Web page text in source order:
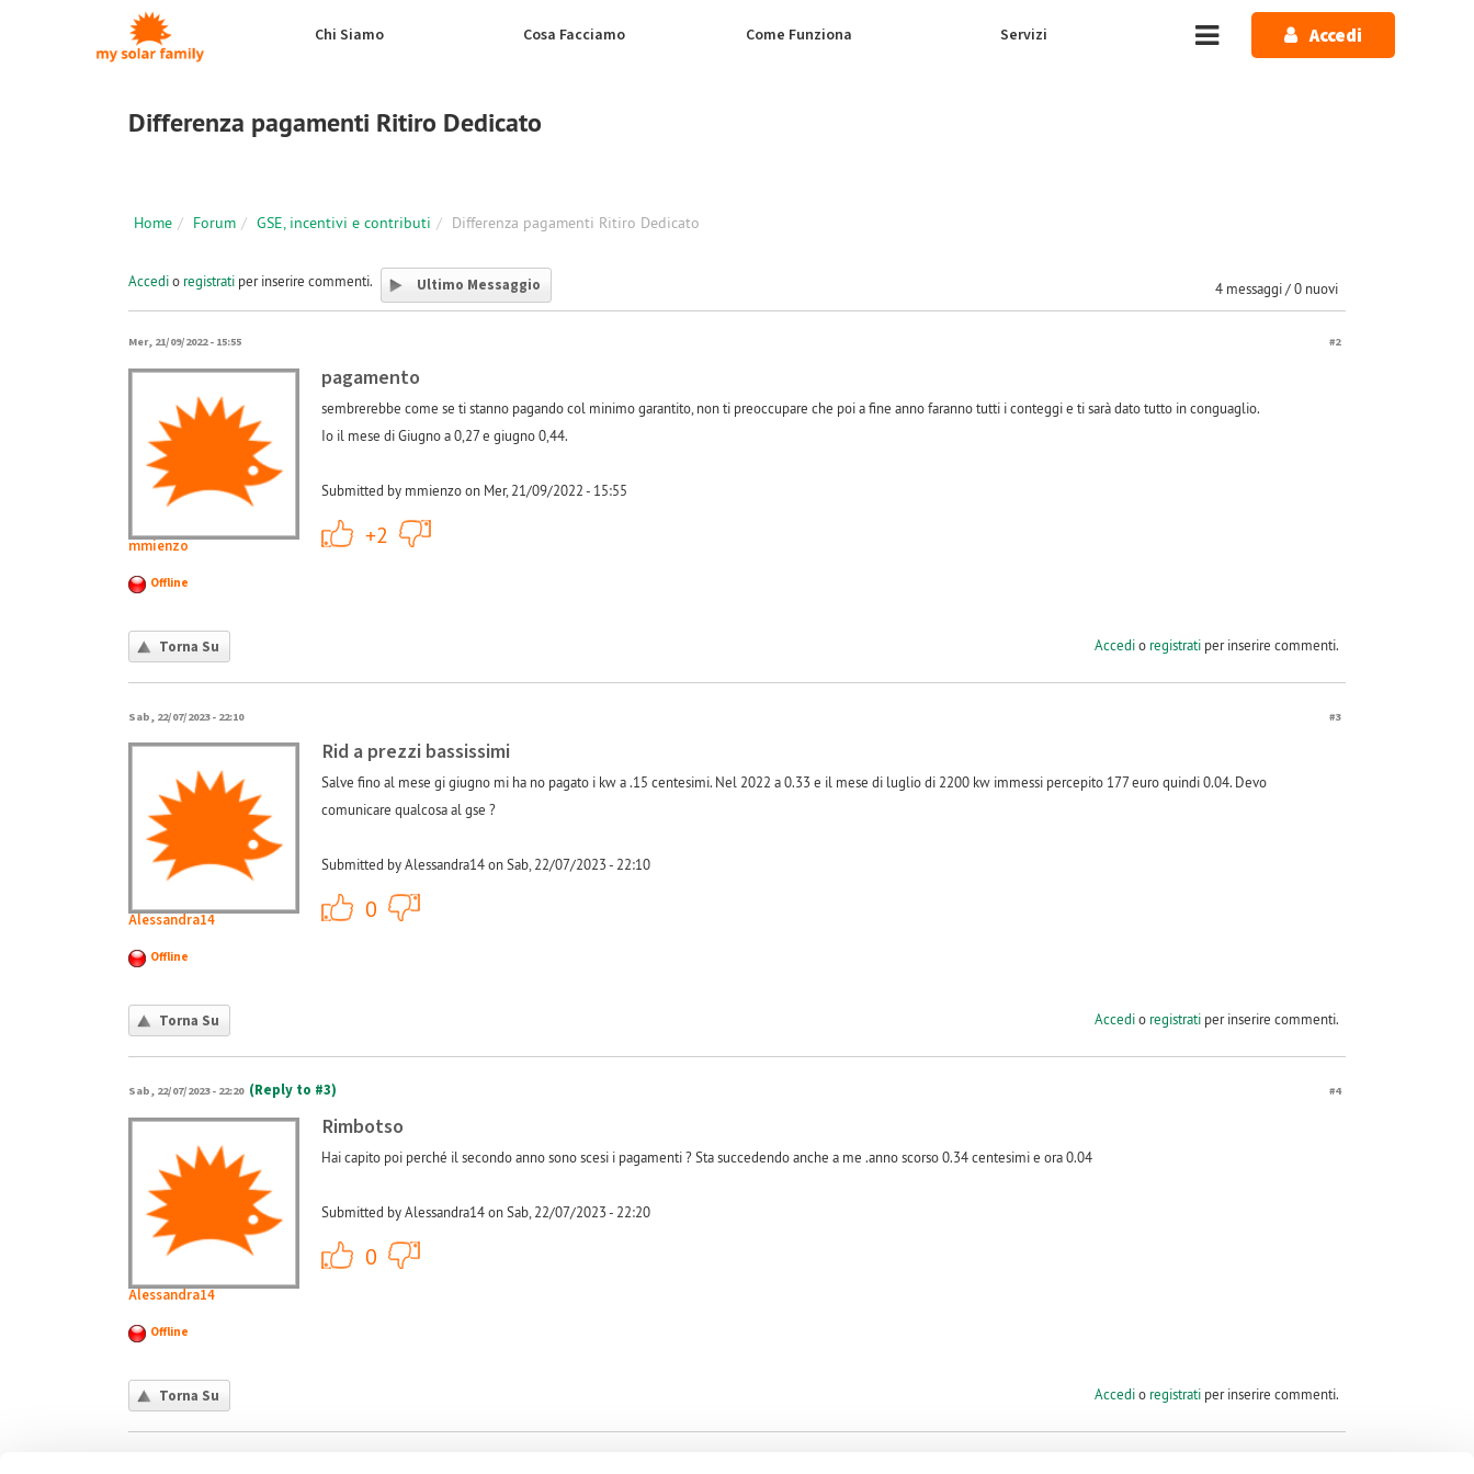
Salta al contenuto principale
Chi Siamo Cosa Facciamo Come Funziona Servizi Accedi
Differenza pagamenti Ritiro Dedicato
Home Forum GSE, incentivi e contributi Differenza pagamenti Ritiro Dedicato
4 messaggi / 0 nuovi
Accedio registrati per inserire commenti. Ultimo Messaggio
Mer, 21/09/2022 - 15:55 #2
mmienzo
Offline
pagamento
sembrerebbe come se ti stanno pagando col minimo garantito, non ti preoccupare che poi a fine anno faranno tutti i conteggi e ti sarà dato tutto in conguaglio.
Io il mese di Giugno a 0,27 e giugno 0,44.
Submitted by mmienzo on Mer, 21/09/2022 - 15:55
+1
+2
Torna Su Accedio registratiper inserire commenti.
Sab, 22/07/2023 - 22:10 #3
Alessandra14
Offline
Rid a prezzi bassissimi
Salve fino al mese gi giugno mi ha no pagato i kw a .15 centesimi. Nel 2022 a 0.33 e il mese di luglio di 2200 kw immessi percepito 177 euro quindi 0.04. Devo
comunicare qualcosa al gse ?
Submitted by Alessandra14 on Sab, 22/07/2023 - 22:10
0
Torna Su Accedio registratiper inserire commenti.
Sab, 22/07/2023 - 22:20 (Reply to #3) #4
Alessandra14
Offline
Rimbotso
Hai capito poi perché il secondo anno sono scesi i pagamenti ? Sta succedendo anche a me .anno scorso 0.34 centesimi e ora 0.04
Submitted by Alessandra14 on Sab, 22/07/2023 - 22:20
0
Torna Su Accedio registratiper inserire commenti.